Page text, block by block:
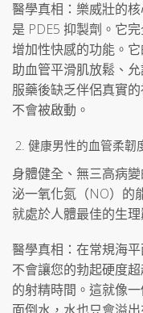
醫學真相：樂威壯的核
是 PDE5 抑製劑。它
增加性快感的功能。
助血管平滑肌放鬆、
服藥後缺乏伴侶真實
不會被啟動。
健康男性的血管柔韌
身體健全、無三高病
泌一氧化氮（NO）的
就處於人體最佳的生理
醫學真相：在常規海
不會讓您的勃起硬度
的射精時間。這就像